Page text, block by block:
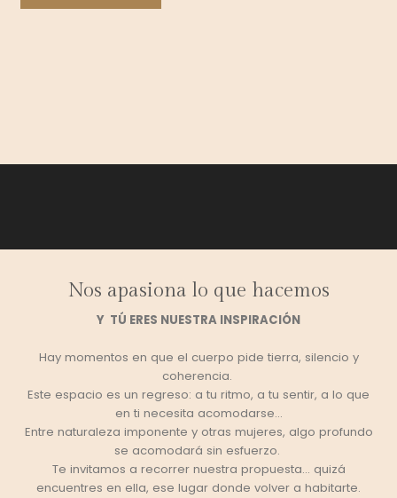
s Market
estacional
Nos apasiona lo que hacemos
Y TÚ ERES NUESTRA INSPIRACIÓN
Hay momentos en que el cuerpo pide tierra, silencio y
coherencia.
Este espacio es un regreso: a tu ritmo, a tu sentir, a lo que
en ti necesita acomodarse...
Entre naturaleza imponente y otras mujeres, algo profundo
se acomodará sin esfuerzo.
Te invitamos a recorrer nuestra propuesta… quizá
encuentres en ella, ese lugar donde volver a habitarte.